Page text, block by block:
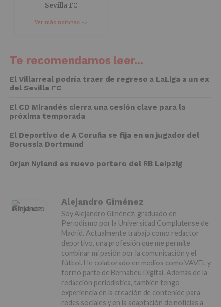
Sevilla FC
Ver más noticias ->
Te recomendamos leer...
El Villarreal podría traer de regreso a LaLiga a un ex
del Sevilla FC
El CD Mirandés cierra una cesión clave para la
próxima temporada
El Deportivo de A Coruña se fija en un jugador del
Borussia Dortmund
Orjan Nyland es nuevo portero del RB Leipzig
Alejandro Giménez
Soy Alejandro Giménez, graduado en
Periodismo por la Universidad Complutense de
Madrid. Actualmente trabajo como redactor
deportivo, una profesión que me permite
combinar mi pasión por la comunicación y el
fútbol. He colaborado en medios como VAVEL y
formo parte de Bernabéu Digital. Además de la
redacción periodística, también tengo
experiencia en la creación de contenido para
redes sociales y en la adaptación de noticias a